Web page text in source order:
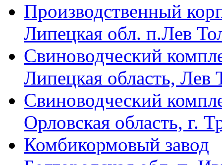
Производственный
Липецкая обл. п.Лев
Свиноводческий
Липецкая область, Лев
Свиноводческий
Орловская область, г.
Комбикормовый завод